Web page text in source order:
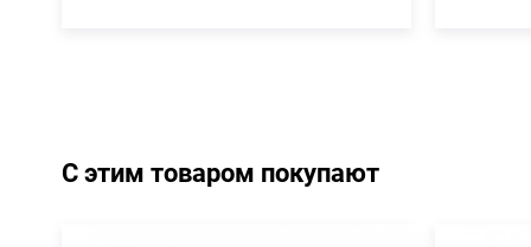
С этим товаром покупают